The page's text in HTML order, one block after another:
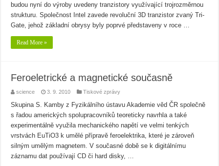
budou nyní do výroby uvedeny tranzistory využívající trojrozměrnou
strukturu. Společnost Intel zavede revoluční 3D tranzistor zvaný Tri-
Gate, jehož základní obrysy byly poprvé představeny v roce …
Read More »
Feroeletrické a magnetické současně
science 3. 9. 2010 Tiskové zprávy
Skupina S. Kamby z Fyzikálního ústavu Akademie věd ČR společně
s řadou amerických spolupracovníků teoreticky navrhla a také
experimentálně využila mechanického napětí ve velmi tenkých
vrstvách EuTiO3 k umělé přípravě feroelektrika, které je zároveň
silným umělým magnetem. V současné době se k digitálnímu
záznamu dat používají CD či hard disky, …